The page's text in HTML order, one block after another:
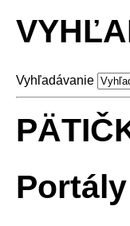
Vyhľadávanie